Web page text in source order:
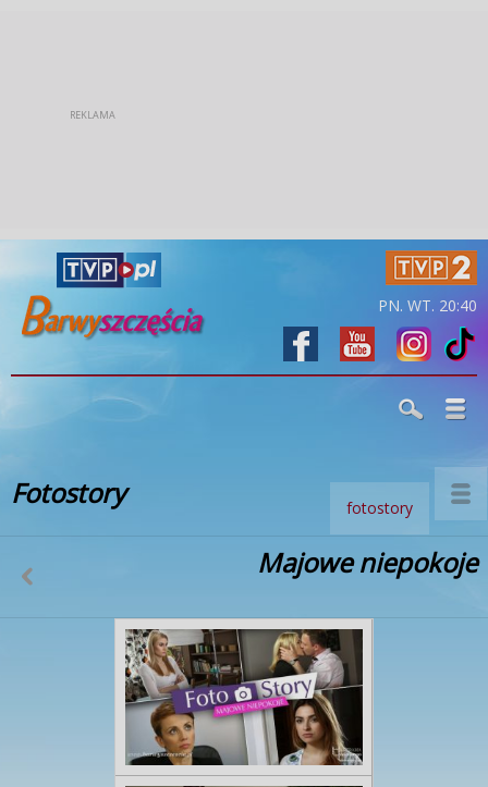
PN. WT. 20:40
Fotostory fotostory
Majowe niepokoje